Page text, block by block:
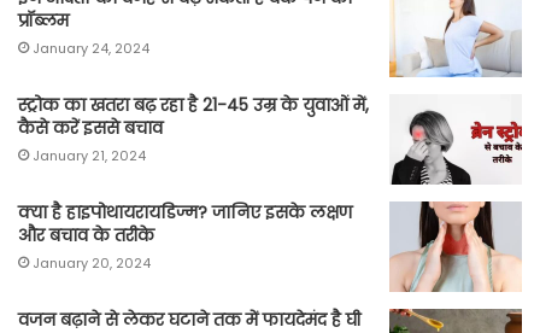
प्रॉब्लम
January 24, 2024
स्ट्रोक का खतरा बढ़ रहा है 21-45 उम्र के युवाओं में,
कैसे करें इससे बचाव
January 21, 2024
क्या है हाइपोथायरायडिज्म? जानिए इसके लक्षण
और बचाव के तरीके
January 20, 2024
वजन बढ़ाने से लेकर घटाने तक में फायदेमंद है घी